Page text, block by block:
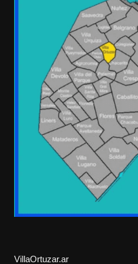
VillaOrtuzar.ar